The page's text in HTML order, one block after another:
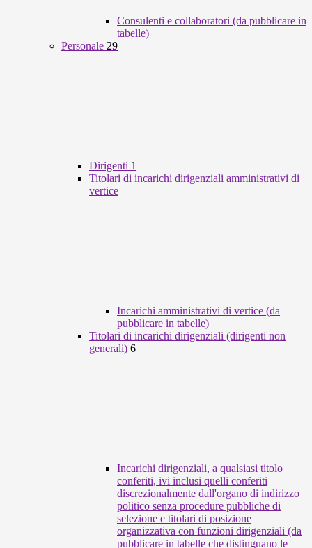
Consulenti e collaboratori (da pubblicare in
tabelle)
Personale 29
Dirigenti 1
Titolari di incarichi dirigenziali amministrativi di
vertice
Incarichi amministrativi di vertice (da
pubblicare in tabelle)
Titolari di incarichi dirigenziali (dirigenti non
generali) 6
Incarichi dirigenziali, a qualsiasi titolo
conferiti, ivi inclusi quelli conferiti
discrezionalmente dall'organo di indirizzo
politico senza procedure pubbliche di
selezione e titolari di posizione
organizzativa con funzioni dirigenziali (da
pubblicare in tabelle che distinguano le